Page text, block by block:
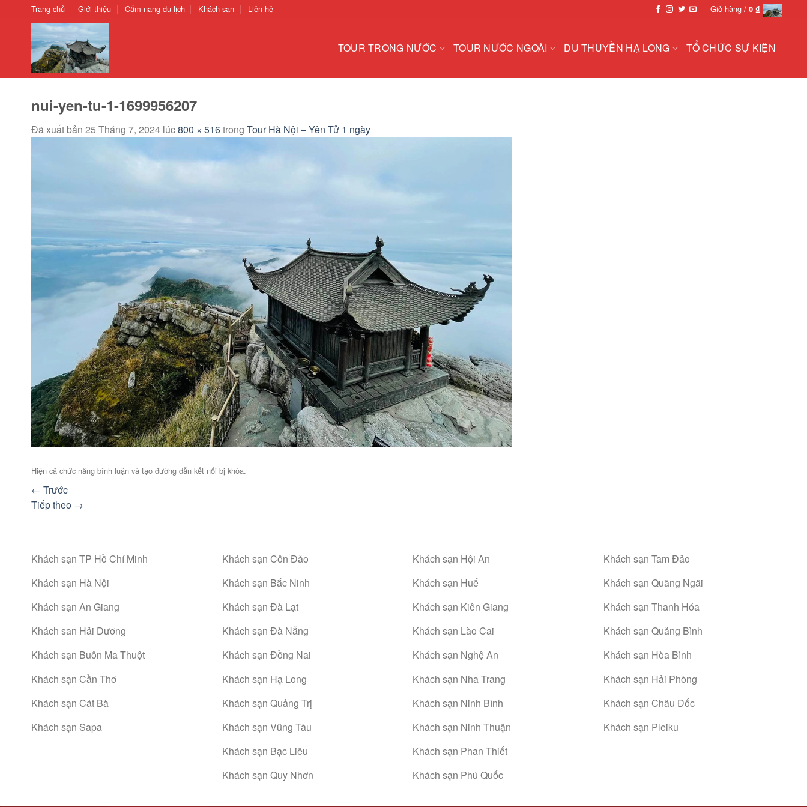
ChuyểnTrang chủ Giới thiệu Cẩm nang du lịch Khách sạn Liên hệ Giỏ hàng / 0 ₫
TOUR TRONG NƯỚC TOUR NƯỚC NGOÀI DU THUYỀN HẠ LONG TỔ CHỨC SỰ KIỆN
nui-yen-tu-1-1699956207
Đã xuất bản 25 Tháng 7, 2024 lúc800 × 516trong Tour Hà Nội – Yên Tử 1 ngày
Hiện cả chức năng bình luận và tạo đường dẫn kết nối bị khóa.
← Trước
Tiếp theo →
Khách sạn TP Hồ Chí Minh
Khách sạn Hà Nội
Khách sạn An Giang
Khách san Hải Dương
Khách sạn Buôn Ma Thuột
Khách sạn Cần Thơ
Khách sạn Cát Bà
Khách sạn Sapa
Khách sạn Côn Đảo
Khách sạn Bắc Ninh
Khách sạn Đà Lạt
Khách sạn Đà Nẵng
Khách sạn Đồng Nai
Khách sạn Hạ Long
Khách sạn Quảng Trị
Khách sạn Vũng Tàu
Khách sạn Bạc Liêu
Khách sạn Quy Nhơn
Khách sạn Hội An
Khách sạn Huế
Khách sạn Kiên Giang
Khách sạn Lào Cai
Khách sạn Nghệ An
Khách sạn Nha Trang
Khách sạn Ninh Bình
Khách sạn Ninh Thuận
Khách sạn Phan Thiết
Khách sạn Phú Quốc
Khách sạn Tam Đảo
Khách sạn Quãng Ngãi
Khách sạn Thanh Hóa
Khách sạn Quảng Bình
Khách sạn Hòa Bình
Khách sạn Hải Phòng
Khách sạn Châu Đốc
Khách sạn Pleiku